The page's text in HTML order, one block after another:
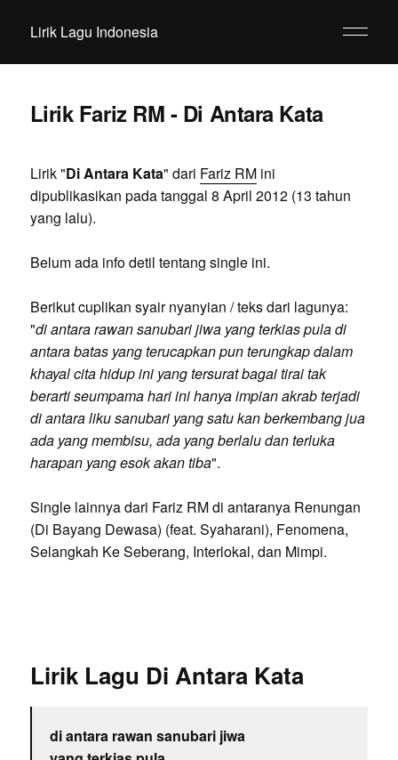
Lirik Lagu Indonesia
Lirik Fariz RM - Di Antara Kata
Lirik "Di Antara Kata" dari Fariz RMini
dipublikasikan pada tanggal 8 April 2012 (13 tahun
yang lalu).
Belum ada info detil tentang single ini.
Berikut cuplikan syair nyanyian / teks dari lagunya:
"di antara rawan sanubari jiwa yang terkias pula di
antara batas yang terucapkan pun terungkap dalam
khayal cita hidup ini yang tersurat bagai tirai tak
berarti seumpama hari ini hanya impian akrab terjadi
di antara liku sanubari yang satu kan berkembang jua
ada yang membisu, ada yang berlalu dan terluka
harapan yang esok akan tiba".
Single lainnya dari Fariz RM di antaranya Renungan
(Di Bayang Dewasa) (feat. Syaharani), Fenomena,
Selangkah Ke Seberang, Interlokal, dan Mimpi.
Lirik Lagu Di Antara Kata
di antara rawan sanubari jiwa